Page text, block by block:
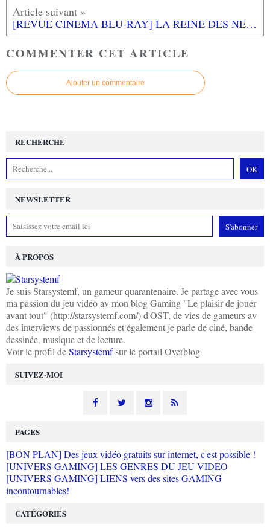
[REVUE CINEMA BLU-RAY] LA REINE DES NEIGES 2
COMMENTER CET ARTICLE
Ajouter un commentaire
NEWSLETTER
SUIVEZ-MOI
RECHERCHE
À PROPOS
Je suis Starsystemf, un gameur quarantenaire. Je partage avec vous
ma passion du jeu vidéo av mon blog Gaming "Le plaisir de jouer
avant tout" (http://starsystemf.com/) d'OST, de vies de gameurs av
des interviews de passionnés et également je parle de ciné, bande
dessinée, musique et de lecture.
Voir le profil deStarsystemfsur le portail Overblog
PAGES
[BON PLAN] Des jeux vidéo gratuits sur internet, c'est possible !
[UNIVERS GAMING] LES GENRES DU JEU VIDEO
[UNIVERS GAMING] LIENS vers des sites GAMING
incontournables!
CATÉGORIES